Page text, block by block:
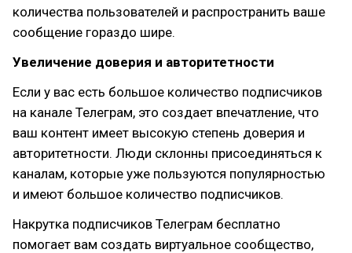
количества пользователей и распространить ваше
сообщение гораздо шире.
Увеличение доверия и авторитетности
Если у вас есть большое количество подписчиков
на канале Телеграм, это создает впечатление, что
ваш контент имеет высокую степень доверия и
авторитетности. Люди склонны присоединяться к
каналам, которые уже пользуются популярностью
и имеют большое количество подписчиков.
Накрутка подписчиков Телеграм бесплатно
помогает вам создать виртуальное сообщество,